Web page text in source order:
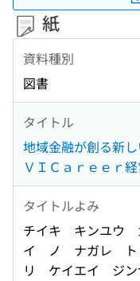
紙
資料種別
図書
タイトル
地域金融が創る新
ＶＩＣａｒｅｅｒ
タイトルよみ
チイキ キンユウ
イ ノ ナガレ ト
リ ケイエイ ジン